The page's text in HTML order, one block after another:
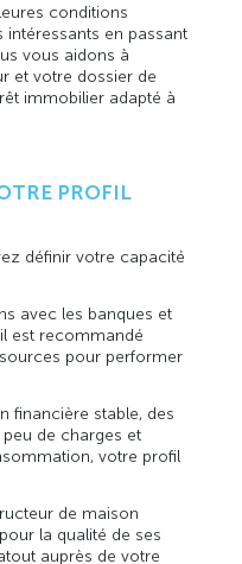
conditions
intéressants en passant
vous aidons à
et votre dossier de
immobilier adapté à
PROFIL
définir votre capacité
avec les banques et
est recommandé
pour performer
financière stable, des
de charges et
votre profil
de maison
la qualité de ses
auprès de votre